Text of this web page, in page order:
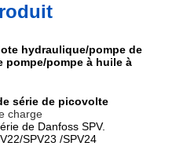
hydraulique/pompe de
pompe/pompe à huile à
série de picovolte
charge
de Danfoss SPV.
SPV23 /SPV24